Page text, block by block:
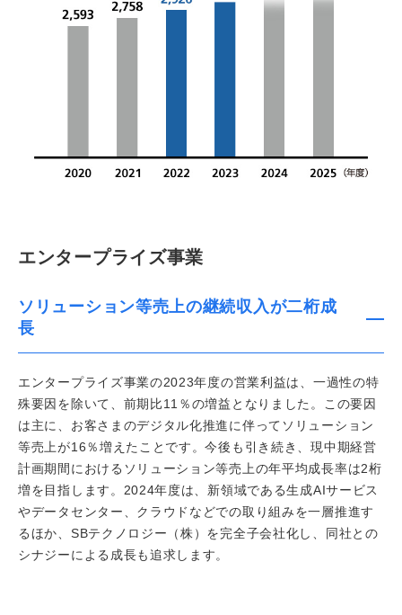
エンタープライズ事業
ソリューション等売上の継続収入が二桁成
長
エンタープライズ事業の2023年度の営業利益は、一過性の特
殊要因を除いて、前期比11％の増益となりました。この要因
は主に、お客さまのデジタル化推進に伴ってソリューション
等売上が16％増えたことです。今後も引き続き、現中期経営
計画期間におけるソリューション等売上の年平均成長率は2桁
増を目指します。2024年度は、新領域である生成AIサービス
やデータセンター、クラウドなどでの取り組みを一層推進す
るほか、SBテクノロジー（株）を完全子会社化し、同社との
シナジーによる成長も追求します。